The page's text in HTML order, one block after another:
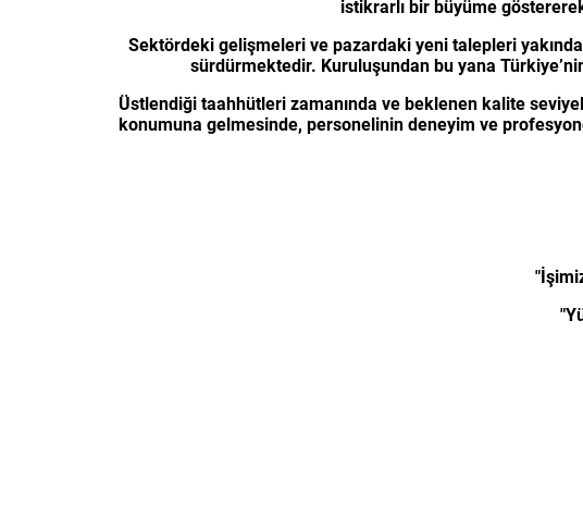
istikrarlı bir büyüme
Sektördeki gelişmeleri ve pazardaki yeni talepleri
sürdürmektedir. Kuruluşundan bu yana
Üstlendiği taahhütleri zamanında ve beklenen kalite
konumuna gelmesinde, personelinin deneyim ve